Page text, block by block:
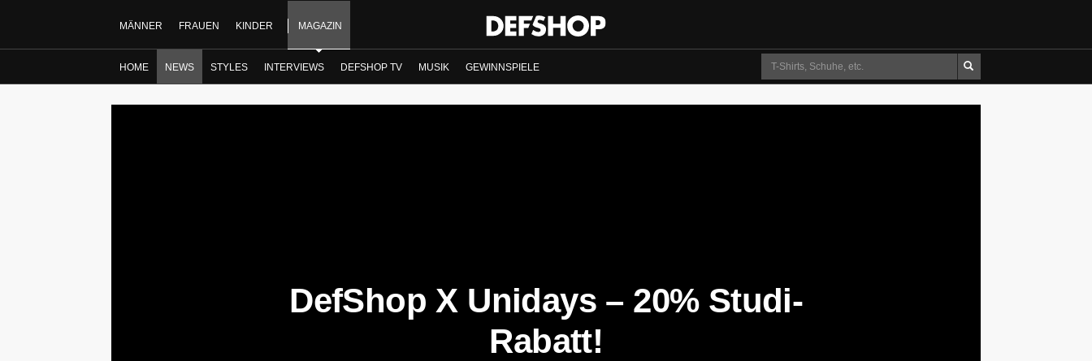
MÄNNER FRAUEN KINDER MAGAZIN
HOME NEWS STYLES INTERVIEWS DEFSHOP TV MUSIK GEWINNSPIELE
DefShop X Unidays – 20% Studi-
Rabatt!